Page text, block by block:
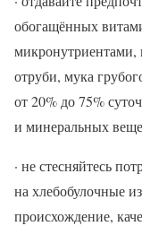
обогащённых
микронутриентами,
отруби, мука
от 20% до 75%
и минеральных
· не стесняйтесь
на хлебобулочные
происхождение,